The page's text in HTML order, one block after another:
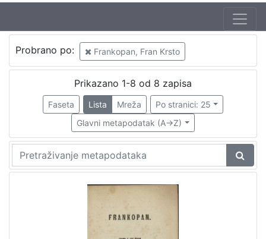
Jezik
hrvatski
talijanski
2
4
Obitelji Šubić, Zrinski i Frankopan
Probrano po: Frankopan, Fran Krsto
Prikazano 1-8 od 8 zapisa
Faseta Lista Mreža
Po stranici: 25
Glavni metapodatak (A->Z)